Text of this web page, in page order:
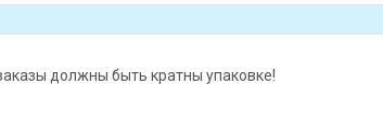
должны быть кратны упаковке!